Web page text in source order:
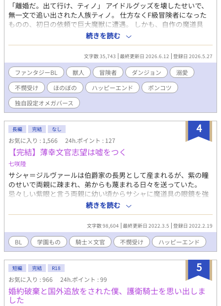
「離婚だ。出て行け、ティノ」 アイドルグッズを壊したせいで、
無一文で追い出された人族ティノ。 仕方なくF級冒険者になった
ものの、初日の依頼で巨大魔獣に遭遇。 しかも、自作の魔道具
は……ポンコツだった。 人生終了……のはずが？！ 「助け、い
る？」 現れたのは、王国最強のS級狼獣人ディアン。 なぜかティ
ノのポンコツ魔道具を気に入り、さらに一緒に旅に出ることに。
「ティノは俺が守るから」 「おいで。ほら」 「……離したくな
い」 危険ダンジョンなのに、なぜかずっと抱っこ移動。 しかも満
月の夜、狼獣人の発情期が始まって――？！ ポンコツ魔道具師
と、囲い込み系S級狼獣人の、ご飯と溺愛たっぷり冒険BL♡ 三万
文字ほどの、じんわり甘い冒険BLです。
続きを読む
文字数 35,743 最終更新日 2026.6.12 登録日 2026.5.27
ファンタジーBL 獣人 冒険者 ダンジョン
溺愛
不憫受け
ほのぼの ハッピーエンド
ポンコツ
独自設定オメガバース
4
長編 完結 なし
お気に入り : 1,566 24h.ポイント : 127
【完結】薄幸文官志望は嘘をつく
七咲陸
サシャ＝ジルヴァールは伯爵家の長男として産まれるが、紫の瞳
のせいで両親に疎まれ、弟からも蔑まれる日々を送っていた。
忌々しい紫眼と言う両親に幼い頃からサシャに魔道具の眼鏡を強
要する。認識阻害がかかったメガネをかけている間は、サシャの
顔や瞳、髪色までまるで別人だった。 学園に入学しても、サシャ
はあらぬ噂をされてどこにも居場所がない毎日。そんな中でもサ
シャのことを好きだと言ってくれたクラークと言う茶色の瞳を持
つ騎士学生に惹かれ、お付き合いをする事に。 しかし、クラーク
にキスをせがまれ恥ずかしくて逃げ出したサシャは、アーヴィン
＝イブリックという翠眼を持つ騎士学生にぶつかってしまい、メ
ガネが外れてしまったーーー… 認識阻害魔道具メガネのせいで2
人の騎士の間で別人を演じることになった文官学生の恋の話。 全
17話 2/28 番外編を更新しました
続きを読む
文字数 98,604 最終更新日 2022.3.5 登録日 2022.2.19
BL 学園もの 騎士×文官 不憫受け ハッピーエンド
5
短編 完結 R18
お気に入り : 966 24h.ポイント : 99
婚約破棄と国外追放をされた僕、護衛騎士を思い出しま
した